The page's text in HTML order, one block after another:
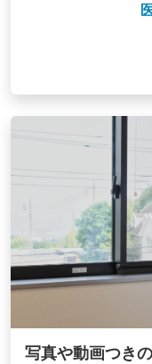
写真や動画つき